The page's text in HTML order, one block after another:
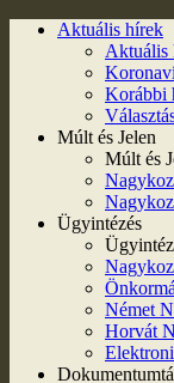
Aktuális hírek
Aktuális
Korábbi
Múlt és Jelen
Múlt és
Ügyintézés
Német
Horvát